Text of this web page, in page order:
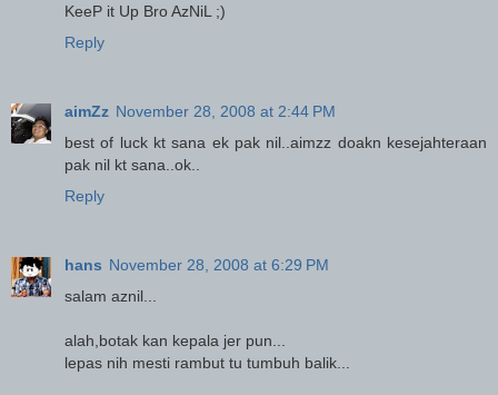
KeeP it Up Bro AzNiL ;)
Reply
aimZz November 28, 2008 at 2:44 PM
best of luck kt sana ek pak nil..aimzz doakn kesejahteraan
pak nil kt sana..ok..
Reply
hans November 28, 2008 at 6:29 PM
salam aznil...
alah,botak kan kepala jer pun...
lepas nih mesti rambut tu tumbuh balik...